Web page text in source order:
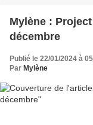
Mylène :
décembre
Publié le 22/01/2024 à
Par Mylène